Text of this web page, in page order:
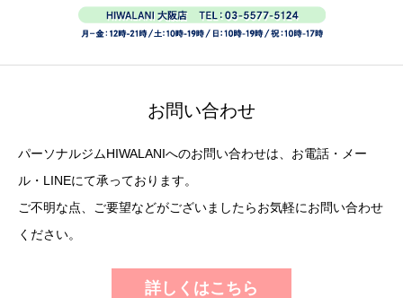
お問い合わせ
パーソナルジムHIWALANIへのお問い合わせは、お電話・メー
ル・LINEにて承っております。
ご不明な点、ご要望などがございましたらお気軽にお問い合わせ
ください。
詳しくはこちら